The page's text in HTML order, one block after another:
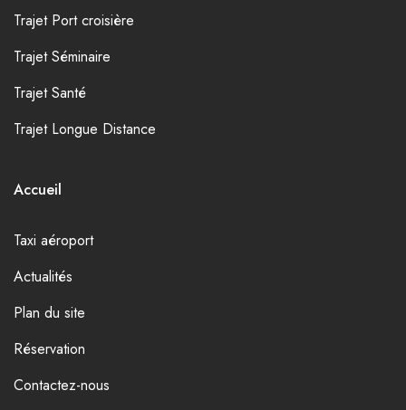
Trajet Port croisière
Trajet Séminaire
Trajet Santé
Trajet Longue Distance
Accueil
Taxi aéroport
Actualités
Plan du site
Réservation
Contactez-nous